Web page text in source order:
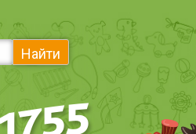
Найти